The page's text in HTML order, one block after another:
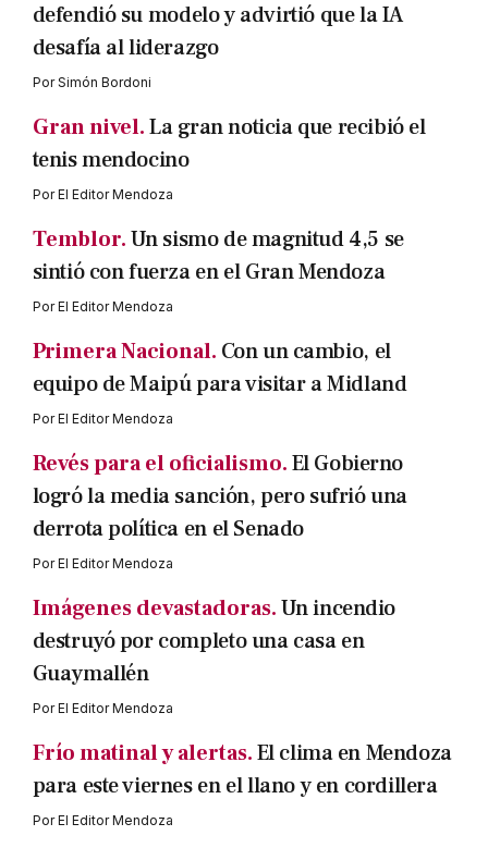
defendió su modelo y advirtió que la IA
desafía al liderazgo
PorSimón Bordoni
Gran nivel.La gran noticia que recibió el
tenis mendocino
PorEl Editor Mendoza
Temblor.Un sismo de magnitud 4,5 se
sintió con fuerza en el Gran Mendoza
PorEl Editor Mendoza
Primera Nacional. Con un cambio, el
equipo de Maipú para visitar a Midland
PorEl Editor Mendoza
Revés para el oficialismo.El Gobierno
logró la media sanción, pero sufrió una
derrota política en el Senado
PorEl Editor Mendoza
Imágenes devastadoras.Un incendio
destruyó por completo una casa en
Guaymallén
PorEl Editor Mendoza
Frío matinal y alertas.El clima en Mendoza
para este viernes en el llano y en cordillera
PorEl Editor Mendoza